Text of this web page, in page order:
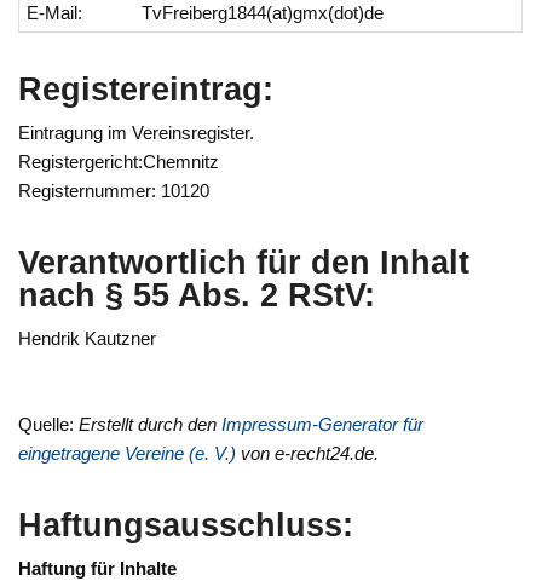
E-Mail:
TvFreiberg1844(at)gmx(dot)de
Registereintrag:
Eintragung im Vereinsregister.
Registergericht:Chemnitz
Registernummer: 10120
Verantwortlich für den Inhalt
nach § 55 Abs. 2 RStV:
Hendrik Kautzner
Quelle:Erstellt durch denImpressum-Generator für
eingetragene Vereine (e. V.) von e-recht24.de.
Haftungsausschluss:
Haftung für Inhalte